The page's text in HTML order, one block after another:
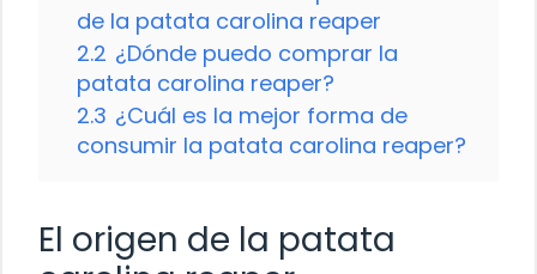
de la patata carolina reaper
2.2 ¿Dónde puedo comprar la
patata carolina reaper?
2.3 ¿Cuál es la mejor forma de
consumir la patata carolina reaper?
El origen de la patata